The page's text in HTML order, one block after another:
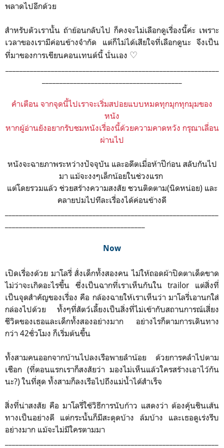
พลาดไปอีกด้วย
สำหรับตัวเรานั้น ถ้าย้อนกลับไป ก็คงจะไม่เลือกดูเรื่องนี้ค่ะ เพราะ
เวลาของเรามีค่อนข้างจำกัด แต่ก็ไม่ได้เสียใจที่เลือกดูนะ จึงเป็น
ที่มาของการเขียนคอนเทนต์นี้ นั่นเอง ♡
คำเตือน จากจุดนี้ไปเราจะเริ่มสปอยแบบหมดทุกมุกทุกมุมของ
หนัง
หากผู้อ่านยังอยากรับชมหนังเรื่องนี้ด้วยความคาดหวัง กรุณาเลื่อน
ผ่านไป
หนังจะฉายภาพระหว่างปัจจุบัน และอดีตเมื่อห้าปีก่อน สลับกันไป
มา แม้จะงงๆเล็กน้อยในช่วงแรก
แต่โดยรวมแล้ว ช่วยสร้างความสงสัย ชวนติดตาม(นิดหน่อย) และ
คลายปมไปทีละเรื่องได้ค่อนข้างดี
Now
เปิดเรื่องด้วย มาโลรี่ สั่งเด็กทั้งสองคน ไม่ให้ถอดผ้าปิดตาเด็ดขาด
ไม่ว่าจะเกิดอะไรขึ้น ซึ่งเป็นฉากที่เราเห็นกันใน trailor แต่สิ่งที่
เป็นจุดสำคัญของเรื่อง คือ กล้องฉายให้เราเห็นว่า มาโลรี่เอานกใส่
กล่องไปด้วย ทั้งๆที่สัตว์เลี้ยงเป็นสิ่งที่ไม่เข้ากับสถานการณ์เสี่ยง
ชีวิตของเธอและเด็กทั้งสองอย่างมาก อย่างไรก็ตามการเดินทาง
กว่า 42ชั่วโมง ก็เริ่มต้นขึ้น
ทั้งสามคนออกจากบ้านไปลงเรือพายลำน้อย ด้วยการคลำไปตาม
เชือก (ที่ตอนแรกเราก็สงสัยว่า มองไม่เห็นแล้วใครสร้างเอาไว้กัน
นะ?) ในที่สุด ทั้งสามก็ลงเรือไปถึงแม่น้ำได้สำเร็จ
สิ่งที่น่าสงสัย คือ มาโลรี่ใช้วิธีการนับก้าว แสดงว่า ต้องคุ้นชินเส้น
ทางเป็นอย่างดี แต่กระนั้นก็มีสะดุดบ้าง ล้มบ้าง และเธอดูเร่งรีบ
อย่างมาก แม้จะไม่มีใครตามมา